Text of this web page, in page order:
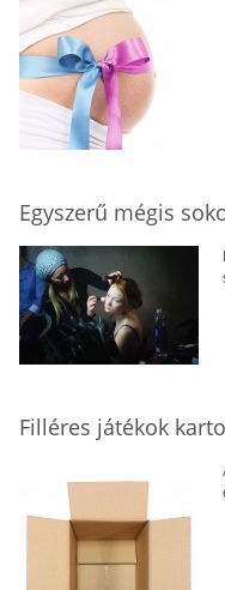
Egyszerű mégis
Filléres játékok